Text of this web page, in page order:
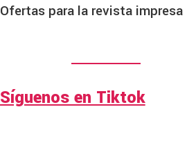
Ofertas para la revista impresa
Síguenos en Tiktok